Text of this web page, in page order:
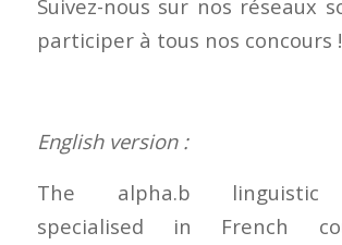
Suivez-nous sur nos réseaux
participer à tous nos concours !
English version :
The alpha.b linguistic
specialised in French